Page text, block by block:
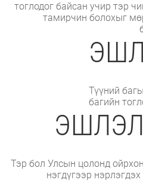
тоглодог байсан учир тэр
тамирчин болохыг
Түүний
багийн
Тэр бол Улсын цолонд
нэгдүгээр нэрлэгдэх